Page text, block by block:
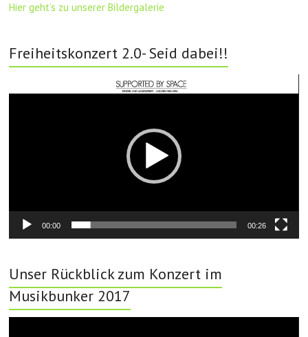
Hier geht’s zu unserer Bildergalerie
Freiheitskonzert 2.0- Seid dabei!!
Player
00:00 00:26
Unser Rückblick zum Konzert im
Musikbunker 2017